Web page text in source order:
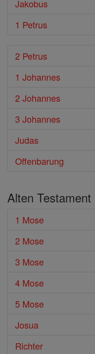
Jakobus
1 Petrus
2 Petrus
1 Johannes
2 Johannes
3 Johannes
Judas
Offenbarung
Alten Testament
1 Mose
2 Mose
3 Mose
4 Mose
5 Mose
Josua
Richter